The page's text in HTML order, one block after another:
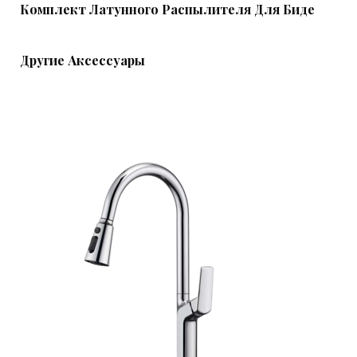
Комплект Латунного Распылителя Для Биде
Другие Аксессуары